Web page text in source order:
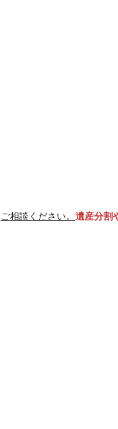
ご相談ください。 遺産分割